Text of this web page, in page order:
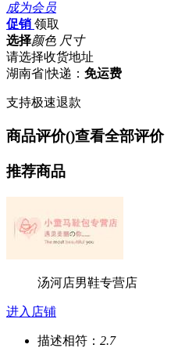
成为会员
促销 领取
选择颜色 尺寸
请选择收货地址
湖南省|快递： 免运费
支持极速退款
商品评价()查看全部评价
推荐商品
汤河店男鞋专营店
进入店铺
描述相符： 2.7